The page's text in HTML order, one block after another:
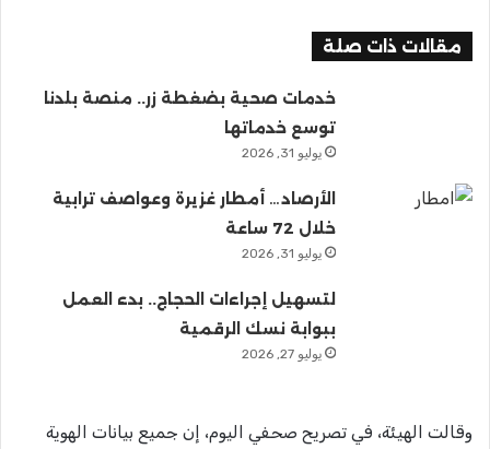
مقالات ذات صلة
خدمات صحية بضغطة زر.. منصة بلدنا
توسع خدماتها
يوليو 31, 2026
الأرصاد… أمطار غزيرة وعواصف ترابية
خلال 72 ساعة
يوليو 31, 2026
لتسهيل إجراءات الحجاج.. بدء العمل
ببوابة نسك الرقمية
يوليو 27, 2026
وقالت الهيئة، في تصريح صحفي اليوم، إن جميع بيانات الهوية